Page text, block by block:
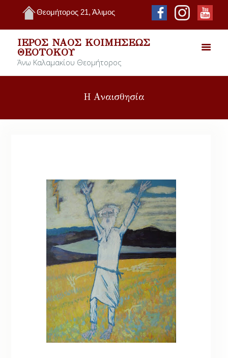
Θεομήτορος 21, Άλιμος
ΙΕΡΌΣ ΝΑΌΣ ΚΟΙΜΉΣΕΩΣ
ΘΕΟΤΌΚΟΥ
Άνω Καλαμακίου Θεομήτορος
Η Αναισθησία